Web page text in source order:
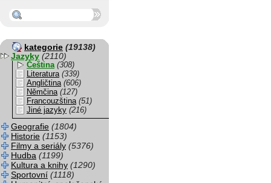
kategorie (19138)
Jazyky (2110)
Čeština (308)
Literatura (339)
Angličtina (606)
Němčina (127)
Francouzština (51)
Jiné jazyky (216)
Geografie (1804)
Historie (1153)
Filmy a seriály (5376)
Hudba (1199)
Kultura a knihy (1290)
Sportovní (1118)